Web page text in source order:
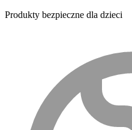
Produkty bezpieczne dla dzieci